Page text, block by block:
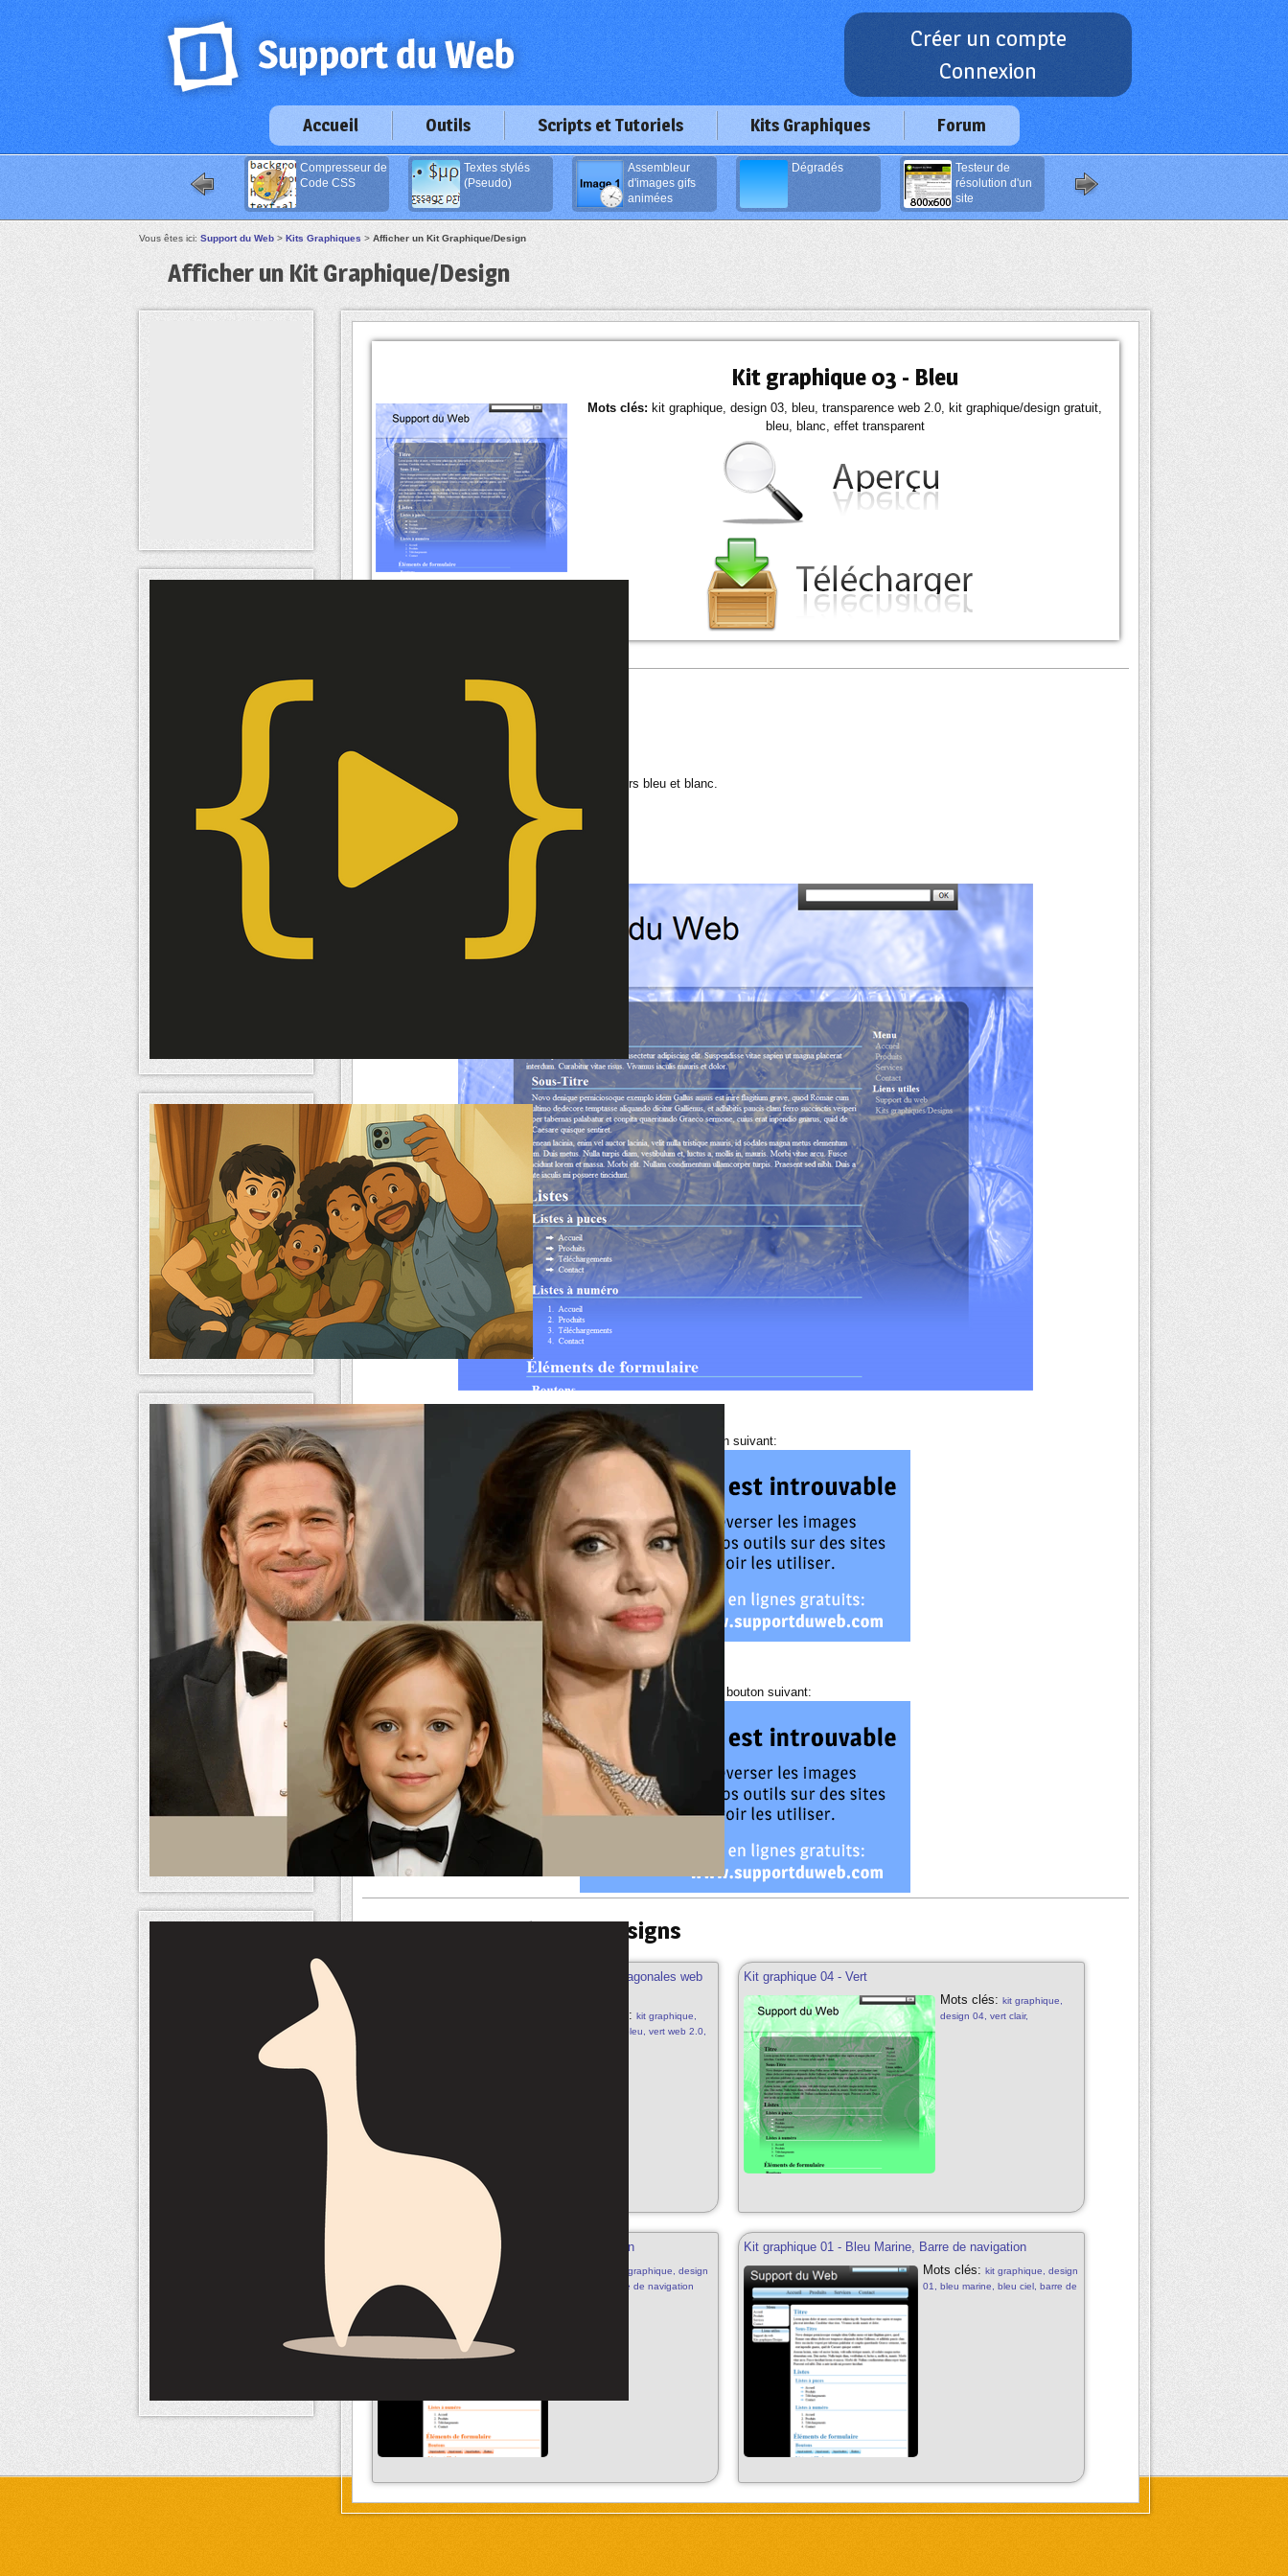
Créer un compte
Connexion
Accueil Outils Scripts et Tutoriels Kits Graphiques Forum
Compresseur de
Code CSS
Textes stylés
(Pseudo)
Assembleur
d'images gifs
animées
Dégradés
Testeur de
résolution d'un
site
Vous êtes ici: Support du Web> Kits Graphiques > Afficher un Kit Graphique/Design
Afficher un Kit Graphique/Design
Kit graphique 03 - Bleu
Mots clés: kit graphique, design 03, bleu, transparence web 2.0, kit graphique/design gratuit,
bleu, blanc, effet transparent
Un simple kit graphique/design gratuit de couleurs bleu et blanc.
Il dispose d'un menu vertical.
Il contient des effets de transparence.
Il est valide (X)html strict 1.0 et Css 2.0.
Voici un aperçu de ce kit graphique/design:
Pour acceder à la version (X)html/Css valide cliquez sur le bouton suivant:
Pour télécharger ce kit graphique/design, il suffit de cliquer sur le bouton suivant:
Autres Kits Graphiques/Designs
Kit graphique 05 - Vert et Bleu avec barres diagonales web
Mots clés: kit graphique,
design 05, bleu, vert web 2.0,
Kit graphique 04 - Vert
Mots clés: kit graphique,
design 04, vert clair,
Kit graphique 02 - Orange, Barre de navigation
kit graphique, design
02, orange, barre de navigation
Kit graphique 01 - Bleu Marine, Barre de navigation
Mots clés:kit graphique, design
01, bleu marine, bleu ciel, barre de